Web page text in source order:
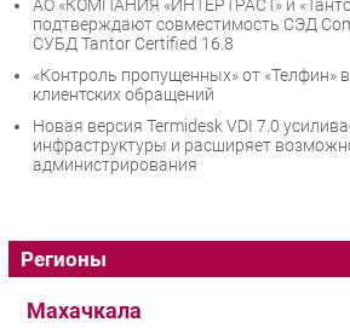
АО «КОМПАНИЯ «ИНТЕРТРАСТ» и
подтверждают совместимость СЭД
СУБД Tantor Certified 16.8
«Контроль пропущенных» от «Телфин»
клиентских обращений
Новая версия Termidesk VDI 7.0
инфраструктуры и расширяет
администрирования
Регионы
Махачкала